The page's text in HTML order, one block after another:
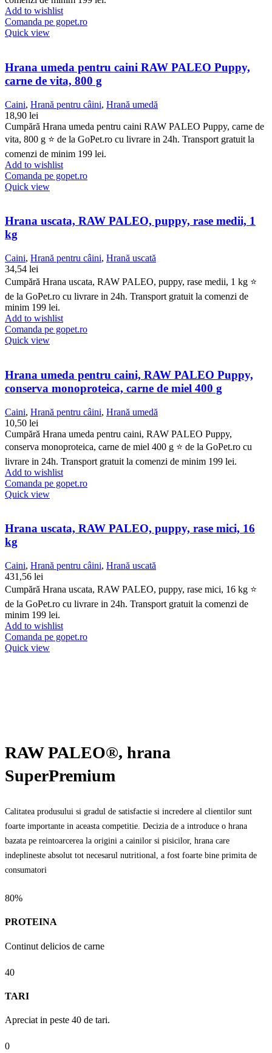
Add to wishlist
Comanda pe gopet.ro
Quick view
Hrana umeda pentru caini RAW PALEO Puppy,
carne de vita, 800 g
Caini, Hrană pentru câini, Hrană umedă
18,90 lei
Cumpără Hrana umeda pentru caini RAW PALEO Puppy, carne de
vita, 800 g ⭐ de la GoPet.ro cu livrare in 24h. Transport gratuit la
comenzi de minim 199 lei.
Add to wishlist
Comanda pe gopet.ro
Quick view
Hrana uscata, RAW PALEO, puppy, rase medii, 1
kg
Caini, Hrană pentru câini, Hrană uscată
34,54 lei
Cumpără Hrana uscata, RAW PALEO, puppy, rase medii, 1 kg ⭐
de la GoPet.ro cu livrare in 24h. Transport gratuit la comenzi de
minim 199 lei.
Add to wishlist
Comanda pe gopet.ro
Quick view
Hrana umeda pentru caini, RAW PALEO Puppy,
conserva monoproteica, carne de miel 400 g
Caini, Hrană pentru câini, Hrană umedă
10,50 lei
Cumpără Hrana umeda pentru caini, RAW PALEO Puppy,
conserva monoproteica, carne de miel 400 g ⭐ de la GoPet.ro cu
livrare in 24h. Transport gratuit la comenzi de minim 199 lei.
Add to wishlist
Comanda pe gopet.ro
Quick view
Hrana uscata, RAW PALEO, puppy, rase mici, 16
kg
Caini, Hrană pentru câini, Hrană uscată
431,56 lei
Cumpără Hrana uscata, RAW PALEO, puppy, rase mici, 16 kg ⭐
de la GoPet.ro cu livrare in 24h. Transport gratuit la comenzi de
minim 199 lei.
Add to wishlist
Comanda pe gopet.ro
Quick view
RAW PALEO®, hrana
SuperPremium
Calitatea produsului si gradul de satisfactie si incredere al clientilor sunt
foarte importante in aceasta competitie. Decizia de a introduce o hrana
bazata pe reintoarcerea la origini a cainilor si pisicilor, hrana care
indeplineste absolut tot necesarul nutritional, a fost foarte bine primita de
consumatori
80%
PROTEINA
Continut delicios de carne
40
TARI
Apreciat in peste 40 de tari.
0